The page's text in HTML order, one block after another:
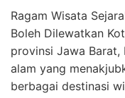
Ragam Wisata
Boleh Dilewatkan
provinsi Jawa Barat,
alam yang
berbagai destinasi